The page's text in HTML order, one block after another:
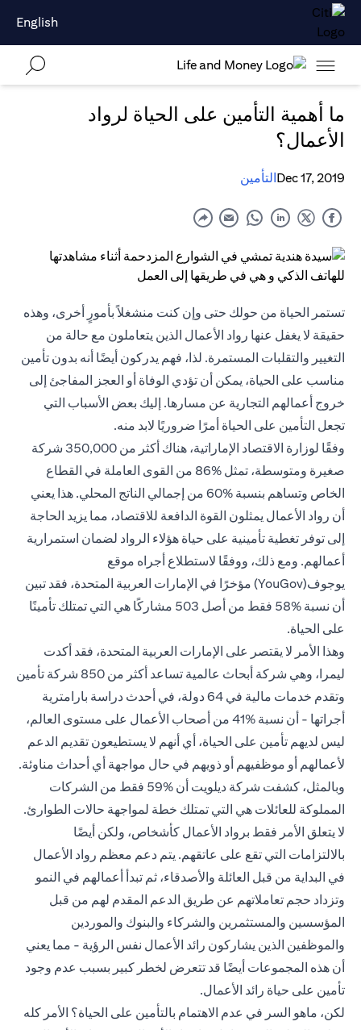
English
ما أهمية التأمين على الحياة لرواد
الأعمال؟
Dec 17, 2019التأمين
تستمر الحياة من حولك حتى وإن كنت منشغلاً بأمورٍ أخرى، وهذه
حقيقة لا يغفل عنها رواد الأعمال الذين يتعاملون مع حالة من
التغيير والتقلبات المستمرة. لذا، فهم يدركون أيضًا أنه بدون تأمين
مناسب على الحياة، يمكن أن تؤدي الوفاة أو العجز المفاجئ إلى
خروج أعمالهم التجارية عن مسارها. إليك بعض الأسباب التي
تجعل التأمين على الحياة أمرًا ضروريًا لابد منه.
وفقًا لوزارة الاقتصاد الإماراتية، هناك أكثر من 350,000 شركة
صغيرة ومتوسطة، تمثل %86 من القوى العاملة في القطاع
الخاص وتساهم بنسبة %60 من إجمالي الناتج المحلي. هذا يعني
أن رواد الأعمال يمثلون القوة الدافعة للاقتصاد، مما يزيد الحاجة
إلى توفر تغطية تأمينية على حياة هؤلاء الرواد لضمان استمرارية
أعمالهم. ومع ذلك، ووفقًا لاستطلاع أجراه موقع
يوجوف(YouGov) مؤخرًا في الإمارات العربية المتحدة، فقد تبين
أن نسبة %58 فقط من أصل 503 مشاركًا هي التي تمتلك تأمينًا
على الحياة.
وهذا الأمر لا يقتصر على الإمارات العربية المتحدة، فقد أكدت
ليمرا، وهي شركة أبحاث عالمية تساعد أكثر من 850 شركة تأمين
وتقدم خدمات مالية في 64 دولة، في أحدث دراسة بارامترية
أجراتها - أن نسبة %41 من أصحاب الأعمال على مستوى العالم،
ليس لديهم تأمين على الحياة، أي أنهم لا يستطيعون تقديم الدعم
لأعمالهم أو موظفيهم أو ذويهم في حال مواجهة أي أحداث مناوئة.
وبالمثل، كشفت شركة ديلويت أن %59 فقط من الشركات
المملوكة للعائلات هي التي تمتلك خطة لمواجهة حالات الطوارئ.
لا يتعلق الأمر فقط برواد الأعمال كأشخاص، ولكن أيضًا
بالالتزامات التي تقع على عاتقهم. يتم دعم معظم رواد الأعمال
في البداية من قبل العائلة والأصدقاء، ثم تبدأ أعمالهم في النمو
وتزداد حجم تعاملاتهم عن طريق الدعم المقدم لهم من قبل
المؤسسين والمستثمرين والشركاء والبنوك والموردين
والموظفين الذين يشاركون رائد الأعمال نفس الرؤية - مما يعني
أن هذه المجموعات أيضًا قد تتعرض لخطر كبير بسبب عدم وجود
تأمين على حياة رائد الأعمال.
لكن، ماهو السر في عدم الاهتمام بالتأمين على الحياة؟ الأمر كله